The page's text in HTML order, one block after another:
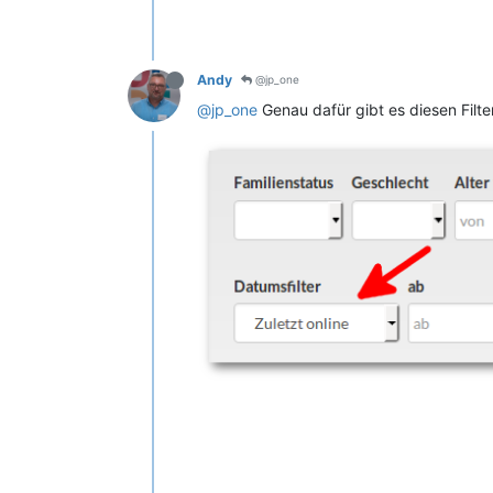
Andy @jp_one
@jp_one Genau dafür gibt es diesen